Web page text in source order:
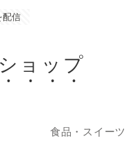
配信
ョップ
食品・スイーツ